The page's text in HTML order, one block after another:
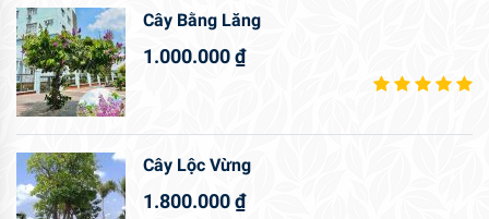
Cây Bằng Lăng
1.000.000₫
Cây Lộc Vừng
1.800.000₫